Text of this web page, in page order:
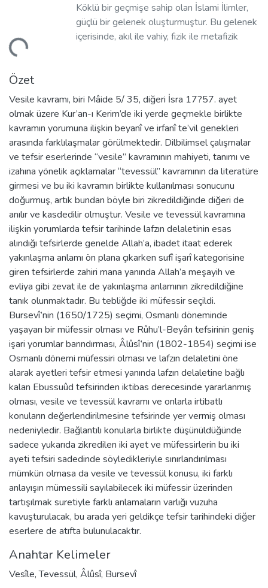
Köklü bir geçmişe sahip olan İslami İlimler,
güçlü bir gelenek oluşturmuştur. Bu gelenek
içerisinde, akıl ile vahiy, fizik ile metafizik
sosyal, psikolojik vb. pek çok problemle
karşılaşılmıştır. Bu problemlere çözüm
üretilmesi, din ile dünya arasındaki uyum ve
yakınlaşmanın yeniden tesisini
gerektirmektedir. Bu da İslami ilimlerde
nitelikli çalışmalar yapmakla mümkündür.
Özet
Vesile kavramı, biri Mâide 5/ 35, diğeri İsra 17?57. ayet
olmak üzere Kur’an-ı Kerim’de iki yerde geçmekle birlikte
kavramın yorumuna ilişkin beyanî ve irfanî te’vil genekleri
arasında farklılaşmalar görülmektedir. Dilbilimsel çalışmalar
ve tefsir eserlerinde “vesile” kavramının mahiyeti, tanımı ve
izahına yönelik açıklamalar “tevessül” kavramının da literatüre
girmesi ve bu iki kavramın birlikte kullanılması sonucunu
doğurmuş, artık bundan böyle biri zikredildiğinde diğeri de
anılır ve kasdedilir olmuştur. Vesile ve tevessül kavramına
ilişkin yorumlarda tefsir tarihinde lafzın delaletinin esas
alındığı tefsirlerde genelde Allah’a, ibadet itaat ederek
yakınlaşma anlamı ön plana çıkarken sufî işarî kategorisine
giren tefsirlerde zahiri mana yanında Allah’a meşayih ve
evliya gibi zevat ile de yakınlaşma anlamının zikredildiğine
tanık olunmaktadır. Bu tebliğde iki müfessir seçildi.
Bursevî’nin (1650/1725) seçimi, Osmanlı döneminde
yaşayan bir müfessir olması ve Rûhu’l-Beyân tefsirinin geniş
işari yorumlar barındırması, Âlûsî’nin (1802-1854) seçimi ise
Osmanlı dönemi müfessiri olması ve lafzın delaletini öne
alarak ayetleri tefsir etmesi yanında lafzın delaletine bağlı
kalan Ebussuûd tefsirinden iktibas derecesinde yararlanmış
olması, vesile ve tevessül kavramı ve onlarla irtibatlı
konuların değerlendirilmesine tefsirinde yer vermiş olması
nedeniyledir. Bağlantılı konularla birlikte düşünüldüğünde
sadece yukarıda zikredilen iki ayet ve müfessirlerin bu iki
ayeti tefsiri sadedinde söyledikleriyle sınırlandırılması
mümkün olmasa da vesile ve tevessül konusu, iki farklı
anlayışın mümessili sayılabilecek iki müfessir üzerinden
tartışılmak suretiyle farklı anlamaların varlığı vuzuha
kavuşturulacak, bu arada yeri geldikçe tefsir tarihindeki diğer
eserlere de atıfta bulunulacaktır.
Anahtar Kelimeler
Vesîle,Tevessül, Âlûsî, Bursevî